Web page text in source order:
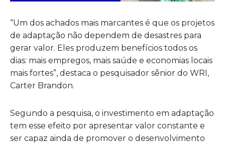
“Um dos achados mais marcantes é que os projetos
de adaptação não dependem de desastres para
gerar valor. Eles produzem benefícios todos os
dias: mais empregos, mais saúde e economias locais
mais fortes”, destaca o pesquisador sênior do WRI,
Carter Brandon.
Segundo a pesquisa, o investimento em adaptação
tem esse efeito por apresentar valor constante e
ser capaz ainda de promover o desenvolvimento